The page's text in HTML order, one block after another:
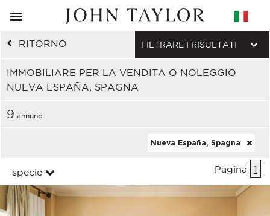
RITORNO
IMMOBILIARE PER LA VENDITA O NOLEGGIO
NUEVA ESPAÑA, SPAGNA
FILTRARE I RISULTATI
9 annunci
Nueva España, Spagna
specie Pagina 1